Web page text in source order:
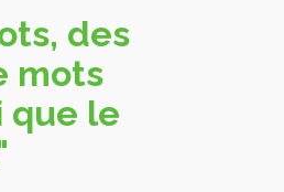
des
mots
que le